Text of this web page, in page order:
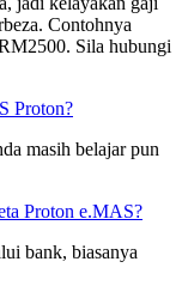
Contohnya
Sila hubungi
Proton?
masih belajar pun
Proton e.MAS?
bank, biasanya